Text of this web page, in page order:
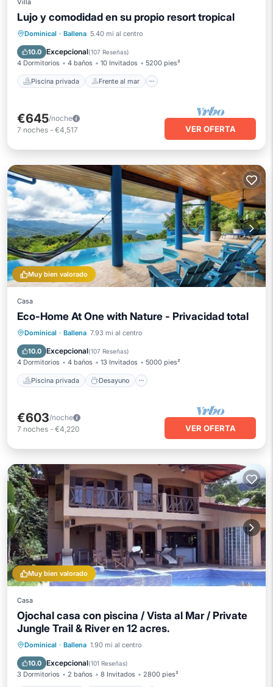
Villa
Lujo y comodidad en su propio resort tropical
Dominical · Ballena 5.40 mi al centro
10.0 Excepcional(107 Reseñas)
4 Dormitorios 4 baños 10 Invitados 5200 pies²
Piscina privada Frente al mar
Piscina privada
Frente al mar
Bañera de hidromasaje
€645/noche
7 noches - €4,517 VER OFERTA
Muy bien valorado
Casa
Eco-Home At One with Nature - Privacidad total
Dominical · Ballena 7.93 mi al centro
10.0 Excepcional(107 Reseñas)
4 Dormitorios 4 baños 13 Invitados 5000 pies²
Piscina privada Desayuno
Piscina privada
Desayuno
Aparcamiento
€603/noche
7 noches - €4,220 VER OFERTA
Muy bien valorado
Casa
Ojochal casa con piscina / Vista al Mar / Private
Jungle Trail & River en 12 acres.
Dominical · Ballena 1.90 mi al centro
10.0 Excepcional(101 Reseñas)
3 Dormitorios 2 baños 8 Invitados 2800 pies²
Piscina privada
Frente al mar
Aparcamiento